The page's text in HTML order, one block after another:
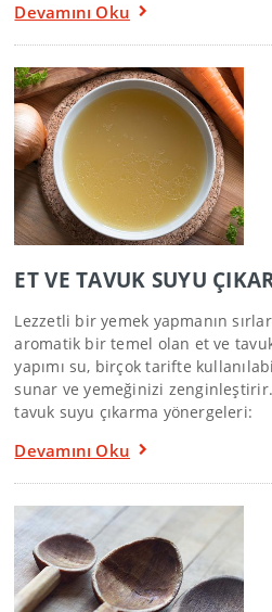
Devamını Oku
ET VE TAVUK SUYU
Lezzetli bir yemek yapmanın
aromatik bir temel olan et ve
yapımı su, birçok tarifte
sunar ve yemeğinizi zenginleştirir.
tavuk suyu çıkarma yönergeleri:
Devamını Oku